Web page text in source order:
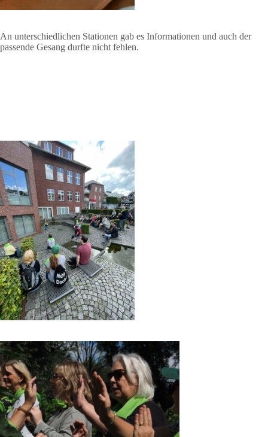
An unterschiedlichen Stationen gab es Informationen und auch der
passende Gesang durfte nicht fehlen.